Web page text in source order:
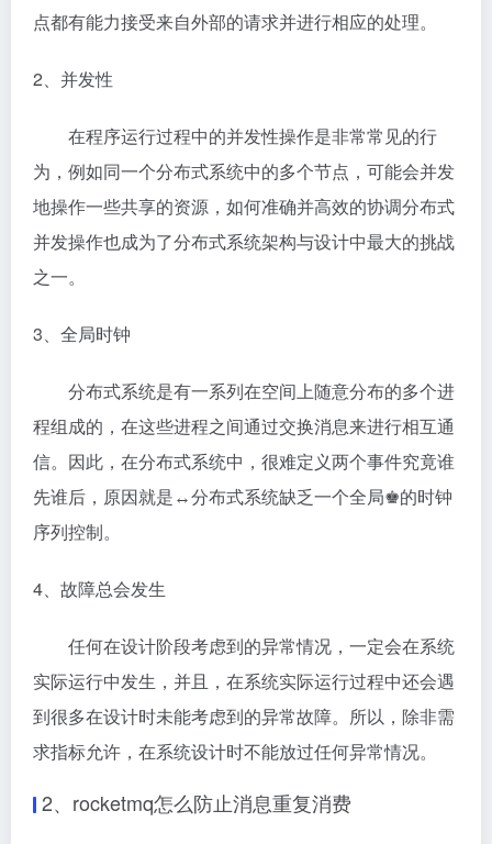
点都有能力接受来自外部的请求并进行相应的处理。
2、并发性
在程序运行过程中的并发性操作是非常常见的行
为，例如同一个分布式系统中的多个节点，可能会并发
地操作一些共享的资源，如何准确并高效的协调分布式
并发操作也成为了分布式系统架构与设计中最大的挑战
之一。
3、全局时钟
分布式系统是有一系列在空间上随意分布的多个进
程组成的，在这些进程之间通过交换消息来进行相互通
信。因此，在分布式系统中，很难定义两个事件究竟谁
先谁后，原因就是↔分布式系统缺乏一个全局♚的时钟
序列控制。
4、故障总会发生
任何在设计阶段考虑到的异常情况，一定会在系统
实际运行中发生，并且，在系统实际运行过程中还会遇
到很多在设计时未能考虑到的异常故障。所以，除非需
求指标允许，在系统设计时不能放过任何异常情况。
2、 rocketmq怎么防止消息重复消费